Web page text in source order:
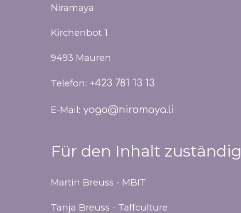
Niramaya
Kirchenbot 1
9493 Mauren
Telefon: +423 781 13 13
E-Mail: yoga@niramaya.li
Für den Inhalt zuständig
Martin Breuss - MBIT
Tanja Breuss - Taffculture